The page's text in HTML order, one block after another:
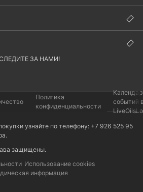
ЗА НАМИ!
Политика
конфиденциальности
событий
узнайте по телефону: +7 926 525 95
.
защищены.
Использование cookies
информация